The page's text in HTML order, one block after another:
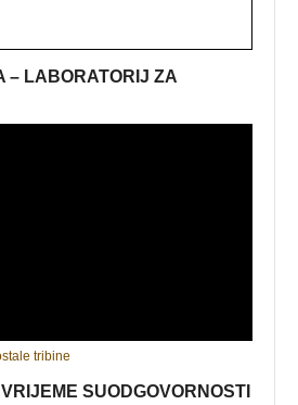
– LABORATORIJ ZA
tribine
SUODGOVORNOSTI